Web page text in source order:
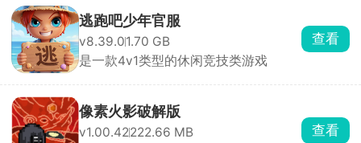
逃跑吧少年官服
v8.39.01.70 GB
是一款4v1类型的休闲竞技类游戏
查看
像素火影破解版
v1.00.42222.66 MB
查看